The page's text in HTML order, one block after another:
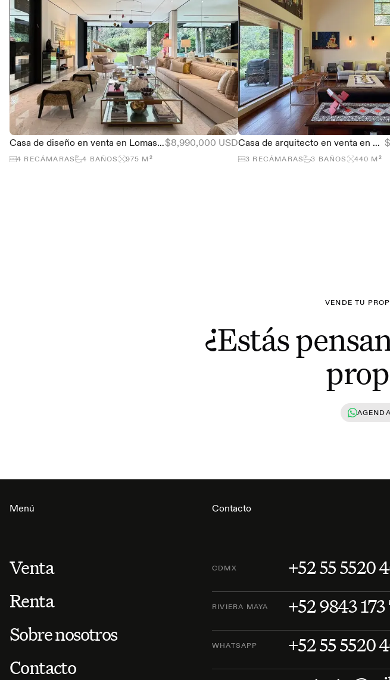
Casa de diseño en venta en Lomas de Chapultepec, 4 recámaras y alberca$8,990,000 USD
4 RECÁMARAS 4 BAÑOS 975 M²
Casa de arquitecto en venta en Club de Golf Valle Escondido, 440 m²
3 RECÁMARAS 3 BAÑOS 440 M²
VENDE TU
¿Estás
Menú
Venta
Renta
Sobre nosotros
Contacto
Contacto
CDMX +52 55 5520
RIVIERA MAYA +52 9843
WHATSAPP +52 55 5520